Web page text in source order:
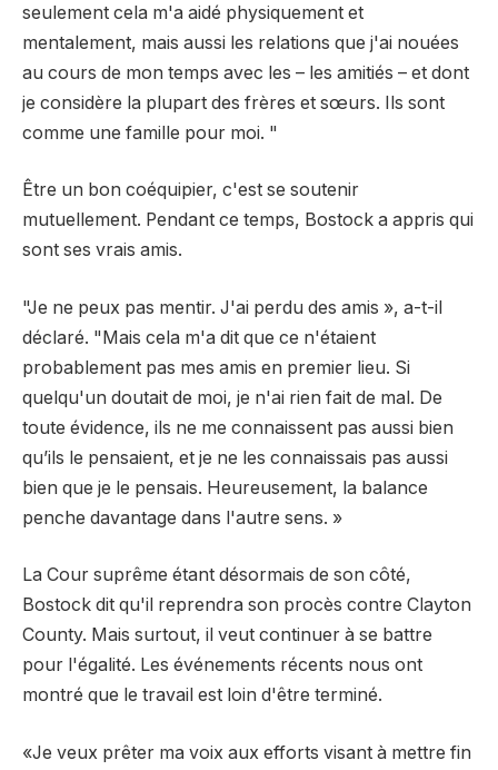
seulement cela m'a aidé physiquement et
mentalement, mais aussi les relations que j'ai nouées
au cours de mon temps avec les – les amitiés – et dont
je considère la plupart des frères et sœurs. Ils sont
comme une famille pour moi. "
Être un bon coéquipier, c'est se soutenir
mutuellement. Pendant ce temps, Bostock a appris qui
sont ses vrais amis.
"Je ne peux pas mentir. J'ai perdu des amis », a-t-il
déclaré. "Mais cela m'a dit que ce n'étaient
probablement pas mes amis en premier lieu. Si
quelqu'un doutait de moi, je n'ai rien fait de mal. De
toute évidence, ils ne me connaissent pas aussi bien
qu’ils le pensaient, et je ne les connaissais pas aussi
bien que je le pensais. Heureusement, la balance
penche davantage dans l'autre sens. »
La Cour suprême étant désormais de son côté,
Bostock dit qu'il reprendra son procès contre Clayton
County. Mais surtout, il veut continuer à se battre
pour l'égalité. Les événements récents nous ont
montré que le travail est loin d'être terminé.
«Je veux prêter ma voix aux efforts visant à mettre fin